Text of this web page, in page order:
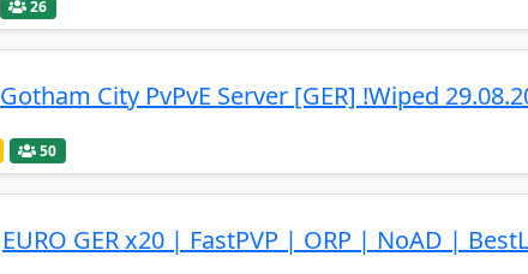
26
Gotham City PvPvE Server [GER] !Wiped
50
EURO GER x20 | FastPVP | ORP | NoAD |